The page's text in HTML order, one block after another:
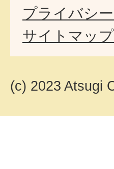
プライバシ
サイトマップ
(c) 2023 Atsugi